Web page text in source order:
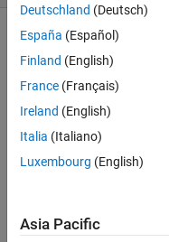
行列
列）
Deutschland (Deutsch)
España (Español)
Finland (English)
France (Français)
Ireland (English)
Italia (Italiano)
Luxembourg (English)
Asia Pacific